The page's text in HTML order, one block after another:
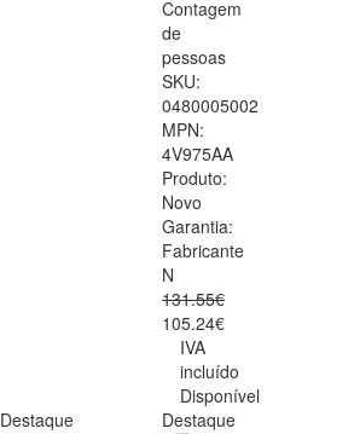
Contagem
de
pessoas
SKU:
0480005002
MPN:
4V975AA
Produto:
Novo
Garantia:
Fabricante
N
131.55€
105.24€
IVA
incluído
Disponível
Destaque
Destaque